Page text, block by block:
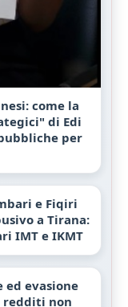
come la
di Edi
per
e Fiqiri
a Tirana:
IMT e IKMT
ed evasione
redditi non